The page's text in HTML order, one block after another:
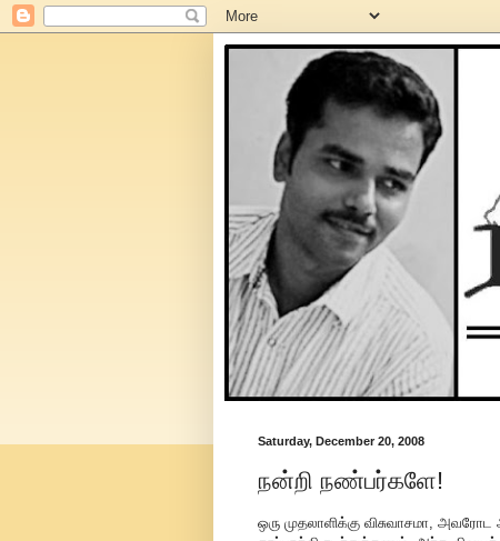
Saturday, December 20, 2008
நன்றி நண்பர்களே!
ஒரு முதலாளிக்கு விசுவாசமா,